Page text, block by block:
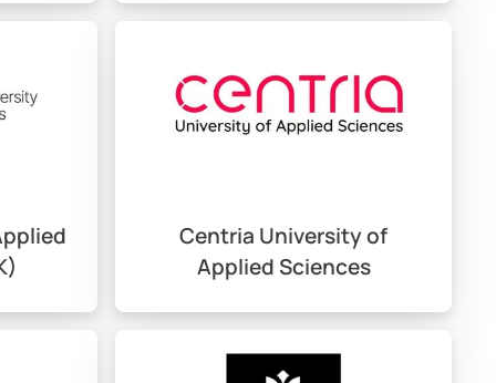
Centria University of
Applied Sciences